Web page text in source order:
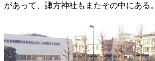
があって、諏方神社もまたその中にある。